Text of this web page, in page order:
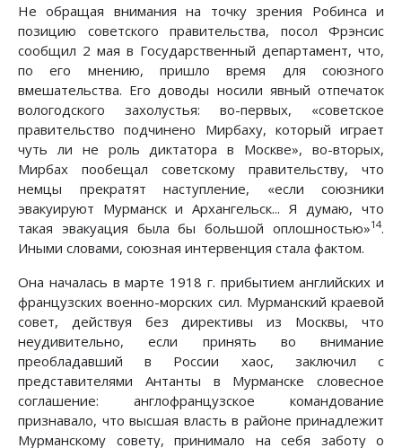
Не обращая внимания на точку зрения Робинса и
позицию советского правительства, посол Фрэнсис
сообщил 2 мая в Государственный департамент, что,
по его мнению, пришло время для союзного
вмешательства. Его доводы носили явный отпечаток
вологодского захолустья: во-первых, «советское
правительство подчинено Мирбаху, который играет
чуть ли не роль диктатора в Москве», во-вторых,
Мирбах пообещал советскому правительству, что
немцы прекратят наступление, «если союзники
эвакуируют Мурманск и Архангельск... Я думаю, что
такая эвакуация была бы большой оплошностью»14.
Иными словами, союзная интервенция стала фактом.
Она началась в марте 1918 г. прибытием английских и
французских военно-морских сил. Мурманский краевой
совет, действуя без директивы из Москвы, что
неудивительно, если принять во внимание
преобладавший в России хаос, заключил с
представителями Антанты в Мурманске словесное
соглашение: англофранцузское командование
признавало, что высшая власть в районе принадлежит
Мурманскому совету, принимало на себя заботу о